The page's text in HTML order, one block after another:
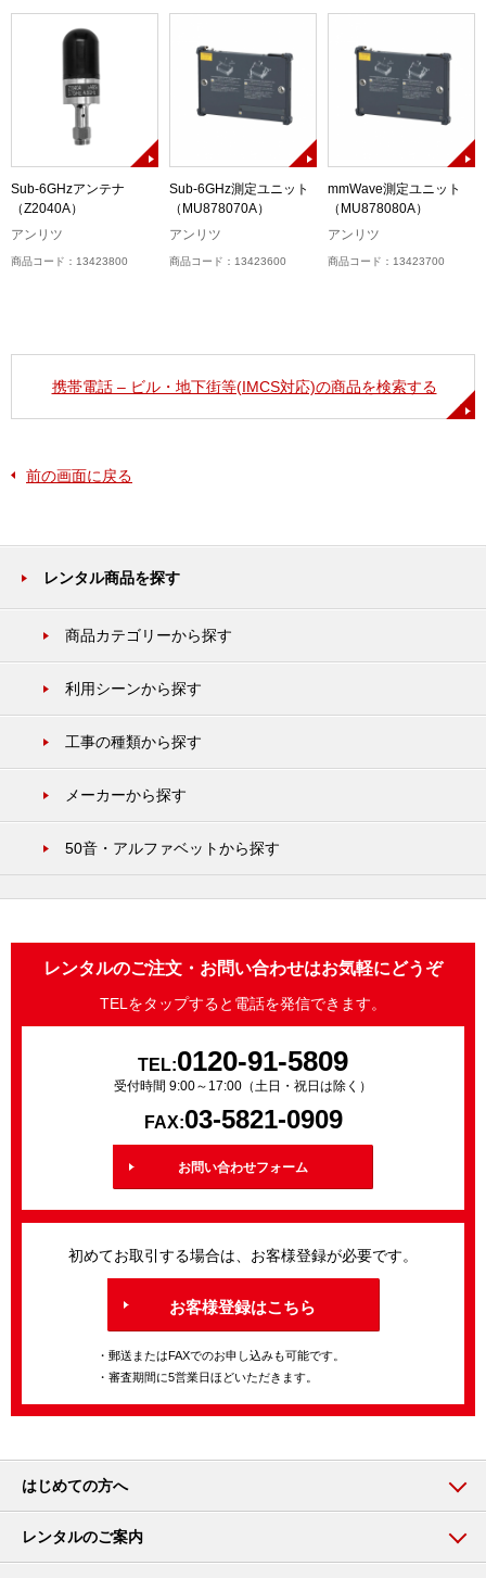
Sub-6GHzアンテナ
（Z2040A）
アンリツ
商品コード：13423800
Sub-6GHz測定ユニット
（MU878070A）
アンリツ
商品コード：13423600
mmWave測定ユニット
（MU878080A）
アンリツ
商品コード：13423700
携帯電話 – ビル・地下街等(IMCS対応)の商品を検索する
前の画面に戻る
レンタル商品を探す
商品カテゴリーから探す
利用シーンから探す
工事の種類から探す
メーカーから探す
50音・アルファベットから探す
レンタルのご注文・お問い合わせはお気軽にどうぞ
TELをタップすると電話を発信できます。
TEL:0120-91-5809
受付時間 9:00～17:00（土日・祝日は除く）
FAX:03-5821-0909
お問い合わせフォーム
初めてお取引する場合は、お客様登録が必要です。
お客様登録はこちら
・郵送またはFAXでのお申し込みも可能です。
・審査期間に5営業日ほどいただきます。
はじめての方へ
レンタルのご案内